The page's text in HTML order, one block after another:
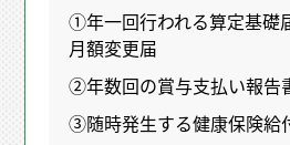
①年一回行われる算定基礎
月額変更届
②年数回の賞与支払い報告
③随時発生する健康保険給